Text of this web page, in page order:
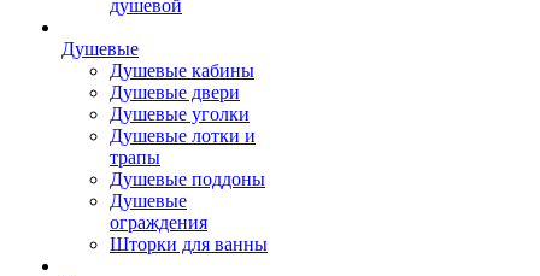
душевой
Душевые
Душевые кабины
Душевые двери
Душевые уголки
Душевые лотки и
трапы
Душевые поддоны
Душевые
ограждения
Шторки для ванны